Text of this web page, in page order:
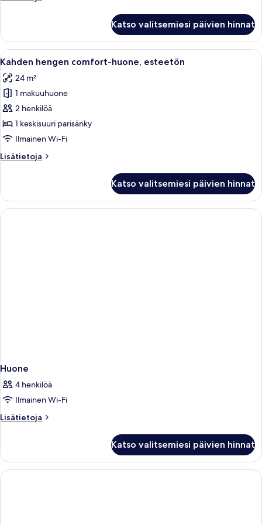
ikkunoita
junior-
huone,
ei
Katso valitsemiesi päivien hinnat
Avaa
kaikki
huonetyypin
Kahden
hengen
comfort-
huone,
kuvat
Kahden hengen comfort-huone,
9
Kahden hengen comfort-huone, esteetön
24 m²
1 makuuhuone
2 henkilöä
1 keskisuuri parisänky
Ilmainen Wi-Fi
Lisätietoja
Lisätietoja
comfort-
huone,
esteetön
Katso valitsemiesi päivien hinnat
Huone
4 henkilöä
Ilmainen Wi-Fi
Lisätietoja
Lisätietoja
Katso valitsemiesi päivien hinnat